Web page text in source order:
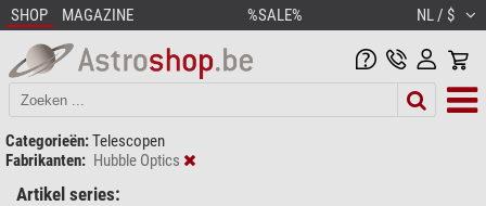
SHOP MAGAZINE %SALE% NL / $
Categorieën:Telescopen
Fabrikanten: Hubble Optics
Artikel series: